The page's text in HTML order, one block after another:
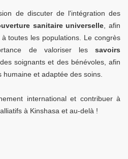
de discuter de l'intégration des
sanitaire universelle , afin
toutes les populations. Le congrès
de valoriser les savoirs
soignants et des bénévoles, afin
et adaptée des soins.
international et contribuer à
à Kinshasa et au-delà !